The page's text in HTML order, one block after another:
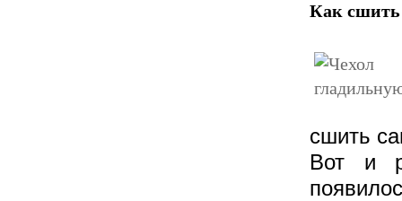
Как сшить
сшить
Вот и